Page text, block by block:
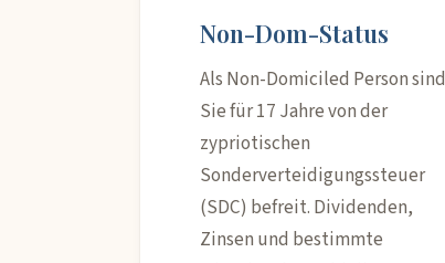
Non-Dom-Status
Als Non-Domiciled Person sind
Sie für 17 Jahre von der
zypriotischen
Sonderverteidigungssteuer
(SDC) befreit. Dividenden,
Zinsen und bestimmte